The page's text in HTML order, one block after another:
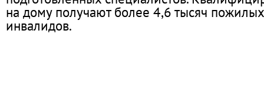
на дому получают более 4,6 тысяч
инвалидов.